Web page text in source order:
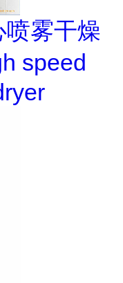
雾干燥
speed